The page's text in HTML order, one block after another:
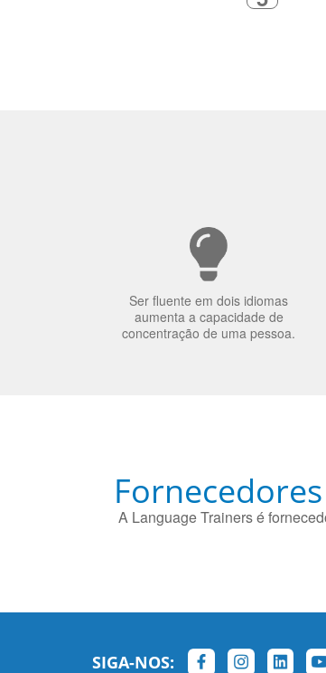
Ser fluente em dois idiomas
aumenta a capacidade de
concentração de uma pessoa.
A Language Trainers é
SIGA-NOS: